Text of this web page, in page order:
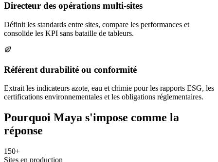
Directeur des opérations multi-sites
Définit les standards entre sites, compare les performances et
consolide les KPI sans bataille de tableurs.
Référent durabilité ou conformité
Extrait les indicateurs azote, eau et chimie pour les rapports ESG, les
certifications environnementales et les obligations réglementaires.
Pourquoi Maya s'impose comme la
réponse
150+
Sites en production